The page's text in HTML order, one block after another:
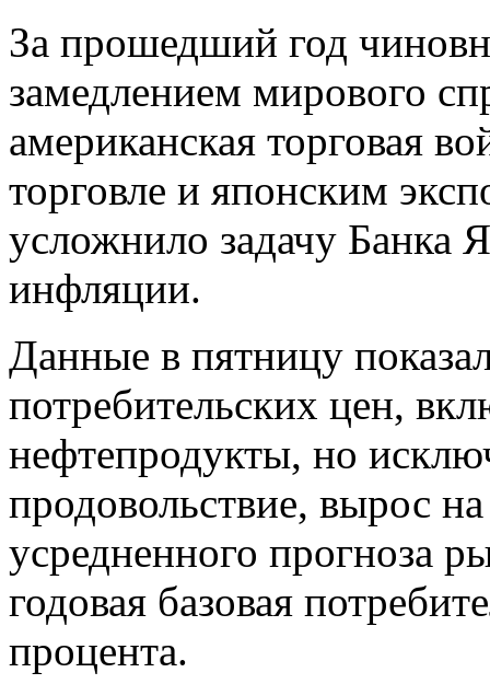
За прошедший год
замедлением мирового
американская торговая
торговле и японским
усложнило задачу Банка
инфляции.
Данные в пятницу
потребительских цен,
нефтепродукты, но
продовольствие, вырос
усредненного прогноза
годовая базовая
процента.